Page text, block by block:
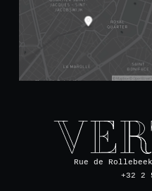
Rue de
+32 2